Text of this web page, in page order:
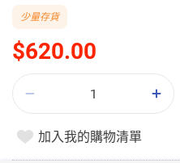
$620.00
少量存貨
加入我的購物清單